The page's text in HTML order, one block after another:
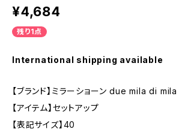
¥4,684
残り1点
International shipping available
【ブランド】ミラーショーン due mila di
【アイテム】セットアップ
【表記サイズ】40